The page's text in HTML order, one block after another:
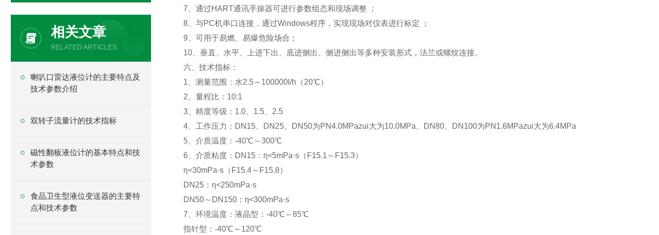
相关文章
RELATED ARTICLES
喇叭口雷达液位计的主要特点及
技术参数介绍
双转子流量计的技术指标
磁性翻板液位计的基本特点和技
术参数
食品卫生型液位变送器的主要特
点和技术参数
7、通过HART通讯手操器可进行参数组态和现场调整 ；
8、与PC机串口连接，通过Windows程序，实现现场对仪表进行标定 ；
9、可用于易燃、易爆危险场合；
10、垂直、水平、上进下出、底进侧出、侧进侧出等多种安装形式，法兰或螺纹连接。
六、技术指标：
1、测量范围：水2.5～100000l/h（20℃）
2、量程比：10:1
3、精度等级：1.0、1.5、2.5
4、工作压力：DN15、DN25、DN50为PN4.0MPazui大为10.0MPa、DN80、DN100为PN1.6MPazui大为6.4MPa
5、介质温度：-40℃～300℃
6、介质粘度：DN15：η<5mPa·s（F15.1～F15.3）
η<30mPa·s（F15.4～F15.8）
DN25：η<250mPa·s
DN50～DN150：η<300mPa·s
7、环境温度：液晶型：-40℃～85℃
指针型：-40℃～120℃